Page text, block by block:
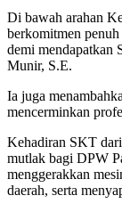
Di bawah arahan
berkomitmen
demi mendapatkan
Munir, S.E.
Ia juga
mencerminkan
Kehadiran SKT
mutlak bagi DPW
menggerakkan
daerah, serta